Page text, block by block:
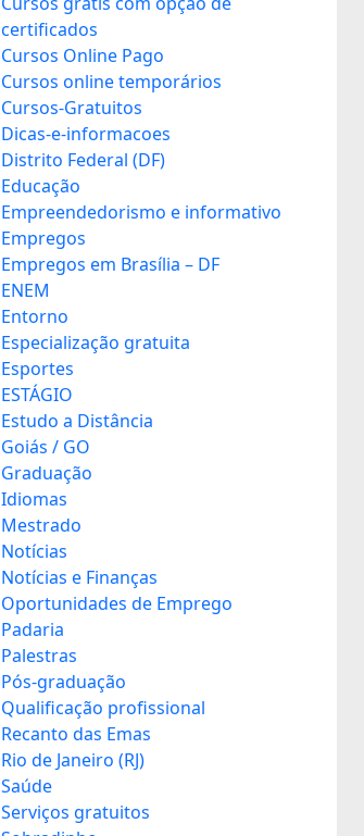
certificados
Cursos Online Pago
Cursos online temporários
Cursos-Gratuitos
Dicas-e-informacoes
Distrito Federal (DF)
Educação
Empreendedorismo e informativo
Empregos
Empregos em Brasília – DF
ENEM
Entorno
Especialização gratuita
Esportes
ESTÁGIO
Estudo a Distância
Goiás / GO
Graduação
Idiomas
Mestrado
Notícias
Notícias e Finanças
Oportunidades de Emprego
Padaria
Palestras
Pós-graduação
Qualificação profissional
Recanto das Emas
Rio de Janeiro (RJ)
Saúde
Serviços gratuitos